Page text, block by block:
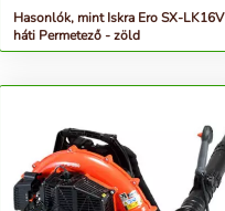
Hasonlók, mint Iskra Ero SX-LK16V
háti Permetező - zöld